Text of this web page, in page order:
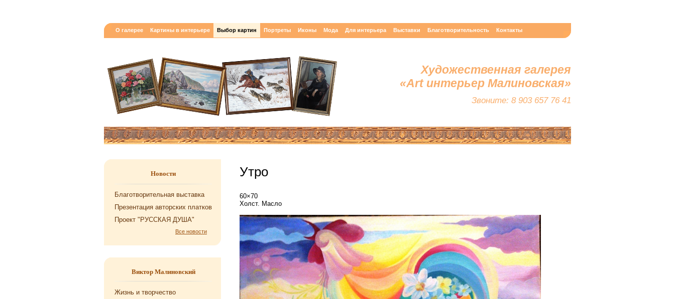
О галерее Картины в интерьере Выбор картин Портреты Иконы Мода Для интерьера Выставки Благотворительность Контакты
Художественная галерея
«Art интерьер Малиновская»
Звоните: 8 903 657 76 41
Новости
Благотворительная выставка
Презентация авторских платков
Проект "РУССКАЯ ДУША"
Все новости
Виктор Малиновский
Жизнь и творчество
Утро
60×70
Холст. Масло